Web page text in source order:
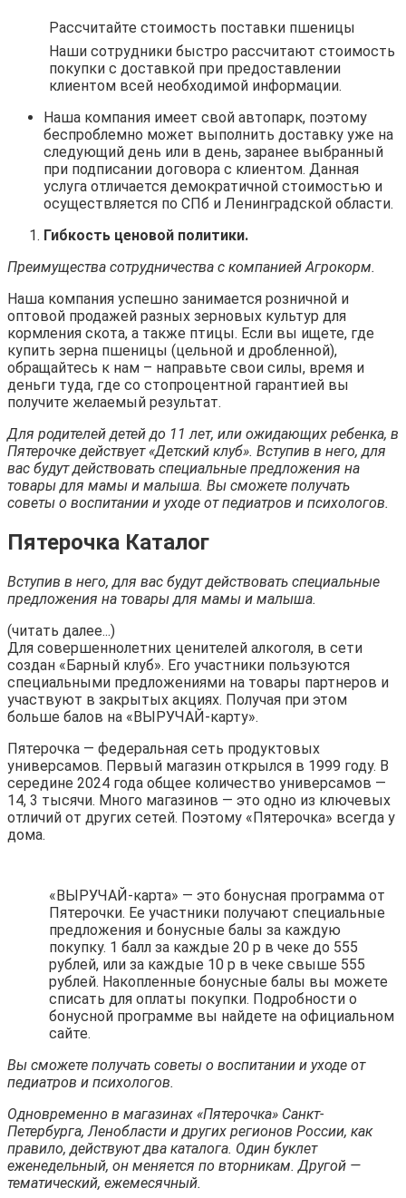
Рассчитайте стоимость поставки пшеницы
Наши сотрудники быстро рассчитают стоимость
покупки с доставкой при предоставлении
клиентом всей необходимой информации.
Наша компания имеет свой автопарк, поэтому
беспроблемно может выполнить доставку уже на
следующий день или в день, заранее выбранный
при подписании договора с клиентом. Данная
услуга отличается демократичной стоимостью и
осуществляется по СПб и Ленинградской области.
Гибкость ценовой политики.
Преимущества сотрудничества с компанией Агрокорм.
Наша компания успешно занимается розничной и
оптовой продажей разных зерновых культур для
кормления скота, а также птицы. Если вы ищете, где
купить зерна пшеницы (цельной и дробленной),
обращайтесь к нам – направьте свои силы, время и
деньги туда, где со стопроцентной гарантией вы
получите желаемый результат.
Для родителей детей до 11 лет, или ожидающих ребенка, в
Пятерочке действует «Детский клуб». Вступив в него, для
вас будут действовать специальные предложения на
товары для мамы и малыша. Вы сможете получать
советы о воспитании и уходе от педиатров и психологов.
Пятерочка Каталог
Вступив в него, для вас будут действовать специальные
предложения на товары для мамы и малыша.
(читать далее...)
Для совершеннолетних ценителей алкоголя, в сети
создан «Барный клуб». Его участники пользуются
специальными предложениями на товары партнеров и
участвуют в закрытых акциях. Получая при этом
больше балов на «ВЫРУЧАЙ-карту».
Пятерочка — федеральная сеть продуктовых
универсамов. Первый магазин открылся в 1999 году. В
середине 2024 года общее количество универсамов —
14, 3 тысячи. Много магазинов — это одно из ключевых
отличий от других сетей. Поэтому «Пятерочка» всегда у
дома.
«ВЫРУЧАЙ-карта» — это бонусная программа от
Пятерочки. Ее участники получают специальные
предложения и бонусные балы за каждую
покупку. 1 балл за каждые 20 р в чеке до 555
рублей, или за каждые 10 р в чеке свыше 555
рублей. Накопленные бонусные балы вы можете
списать для оплаты покупки. Подробности о
бонусной программе вы найдете на официальном
сайте.
Вы сможете получать советы о воспитании и уходе от
педиатров и психологов.
Одновременно в магазинах «Пятерочка» Санкт-
Петербурга, Ленобласти и других регионов России, как
правило, действуют два каталога. Один буклет
еженедельный, он меняется по вторникам. Другой —
тематический, ежемесячный.